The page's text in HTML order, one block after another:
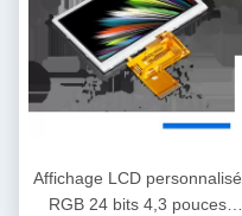
Affichage LCD personnalisé
RGB 24 bits 4,3 pouces